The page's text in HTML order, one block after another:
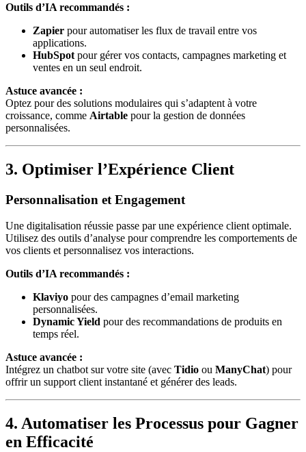
Outils d’IA recommandés :
Zapier pour automatiser les flux de travail entre vos
applications.
HubSpot pour gérer vos contacts, campagnes marketing et
ventes en un seul endroit.
Astuce avancée :
Optez pour des solutions modulaires qui s’adaptent à votre
croissance, comme Airtable pour la gestion de données
personnalisées.
3. Optimiser l’Expérience Client
Personnalisation et Engagement
Une digitalisation réussie passe par une expérience client optimale.
Utilisez des outils d’analyse pour comprendre les comportements de
vos clients et personnalisez vos interactions.
Outils d’IA recommandés :
Klaviyo pour des campagnes d’email marketing
personnalisées.
Dynamic Yield pour des recommandations de produits en
temps réel.
Astuce avancée :
Intégrez un chatbot sur votre site (avec Tidio ou ManyChat) pour
offrir un support client instantané et générer des leads.
4. Automatiser les Processus pour Gagner
en Efficacité